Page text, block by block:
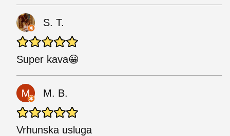
S. T.
Super kava😀
M. B.
Vrhunska usluga